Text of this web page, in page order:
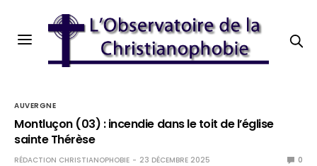
AUVERGNE
Montluçon (03) : incendie dans le toit de l’église
sainte Thérèse
RÉDACTION CHRISTIANOPHOBIE 23 DÉCEMBRE 2025 0